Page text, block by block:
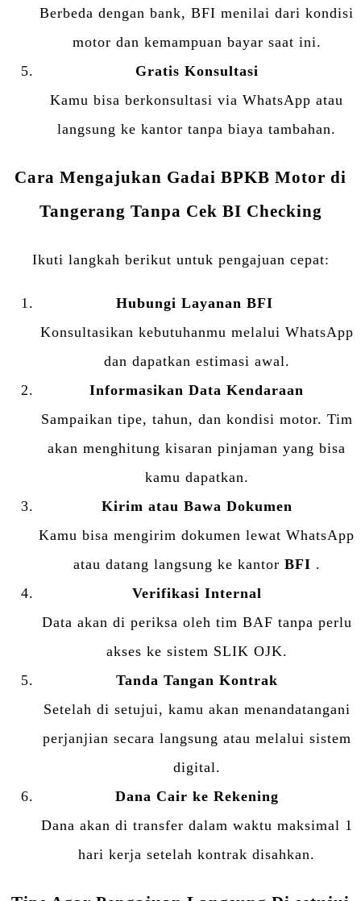
Berbeda dengan bank, BFI menilai dari kondisi
motor dan kemampuan bayar saat ini.
Gratis Konsultasi
Kamu bisa berkonsultasi via WhatsApp atau
langsung ke kantor tanpa biaya tambahan.
Cara Mengajukan Gadai BPKB Motor di
Tangerang Tanpa Cek BI Checking
Ikuti langkah berikut untuk pengajuan cepat:
Hubungi Layanan BFI
Konsultasikan kebutuhanmu melalui WhatsApp
dan dapatkan estimasi awal.
Informasikan Data Kendaraan
Sampaikan tipe, tahun, dan kondisi motor. Tim
akan menghitung kisaran pinjaman yang bisa
kamu dapatkan.
Kirim atau Bawa Dokumen
Kamu bisa mengirim dokumen lewat WhatsApp
atau datang langsung ke kantor BFI .
Verifikasi Internal
Data akan di periksa oleh tim BAF tanpa perlu
akses ke sistem SLIK OJK.
Tanda Tangan Kontrak
Setelah di setujui, kamu akan menandatangani
perjanjian secara langsung atau melalui sistem
digital.
Dana Cair ke Rekening
Dana akan di transfer dalam waktu maksimal 1
hari kerja setelah kontrak disahkan.